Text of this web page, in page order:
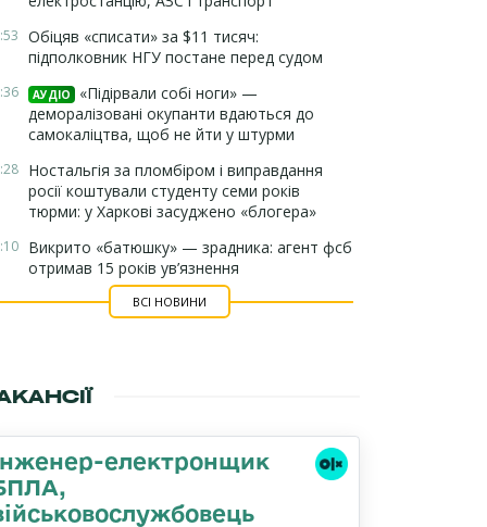
Обіцяв «списати» за $11 тисяч:
підполковник НГУ постане перед судом
АУДІО
«Підірвали собі ноги» —
деморалізовані окупанти вдаються до
самокаліцтва, щоб не йти у штурми
Ностальгія за пломбіром і виправдання
росії коштували студенту семи років
тюрми: у Харкові засуджено «блогера»
Викрито «батюшку» — зрадника: агент фсб
отримав 15 років ув’язнення
ВСІ НОВИНИ
електронщик